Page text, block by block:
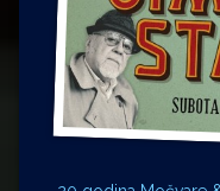
Željko Krznarić
Mario Lovreković